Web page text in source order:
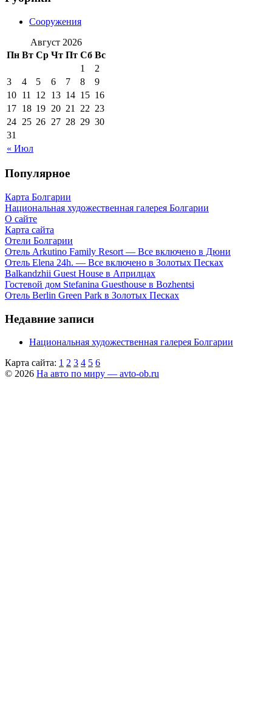
Сооружения
Август 2026
Пн Вт Ср Чт Пт Сб Вс
« Июл
1
2
3
4 5 6 7 8
9
10 11 12 13 14 15 16
17 18 19 20 21 22 23
24 25 26 27 28 29 30
31
Популярное
Карта Болгарии
Национальная художественная галерея Болгарии
О сайте
Карта сайта
Отели Болгарии
Отель Arkutino Family Resort — Все включено в Дюни
Отель Elena 24h. — Все включено в Золотых Песках
Balkandzhii Guest House в Априлцах
Гостевой дом Stefanina Guesthouse в Bozhentsi
Отель Berlin Green Park в Золотых Песках
Недавние записи
Национальная художественная галерея Болгарии
Карта сайта: 1 2 3 4 5 6
© 2026 На авто по миру — avto-ob.ru